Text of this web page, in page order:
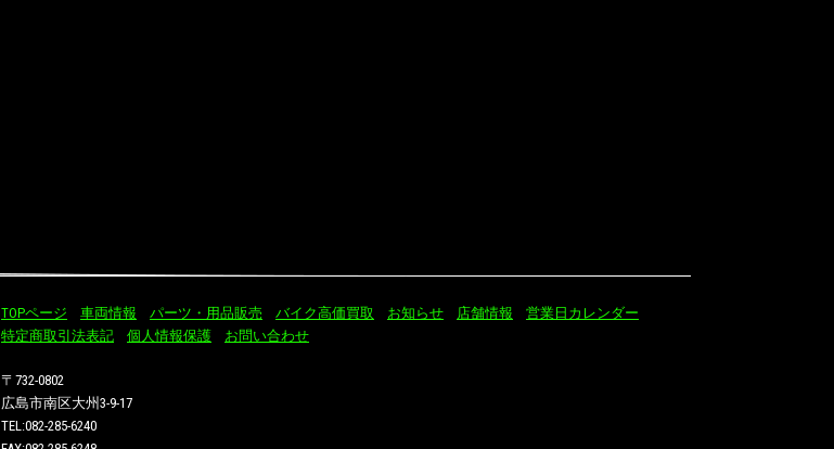
TOPページ 車両情報 パーツ・用品販売 バイク高価買取 お知らせ 店舗情報
営業日カレンダー
特定商取引法表記
個人情報保護 お問い合わせ
〒732-0802
広島市南区大州3-9-17
TEL:082-285-6240